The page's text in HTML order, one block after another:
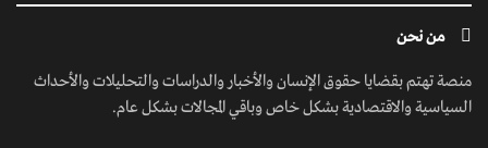
من نحن
منصة تهتم بقضايا حقوق الإنسان والأخبار والدراسات والتحليلات والأحداث
السياسية والاقتصادية بشكل خاص وباقي المجالات بشكل عام.